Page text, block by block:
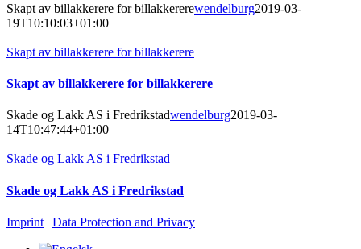
Skapt av billakkerere for billakkererewendelburg2019-03-
19T10:10:03+01:00
Skapt av billakkerere for billakkerere
Skapt av billakkerere for billakkerere
Skade og Lakk AS i Fredrikstadwendelburg2019-03-
14T10:47:44+01:00
Skade og Lakk AS i Fredrikstad
Skade og Lakk AS i Fredrikstad
Imprint | Data Protection and Privacy